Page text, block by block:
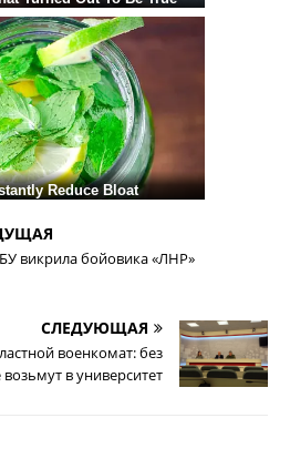
викрила бойовика «ЛНР»
СЛЕДУЮЩАЯ
военкомат: без
в университет